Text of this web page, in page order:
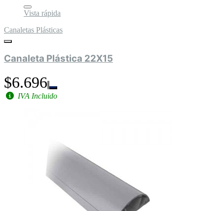
Vista rápida
Canaletas Plásticas
Canaleta Plástica 22X15
$6.696
IVA Incluido